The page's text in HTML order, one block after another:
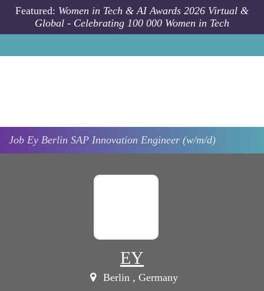
Skip to main content
Featured: Women in Tech & AI Awards 2026 Virtual &
Global - Celebrating 100 000 Women in Tech
Job Ey Berlin SAP Innovation Engineer (w/m/d)
EY
Berlin , Germany